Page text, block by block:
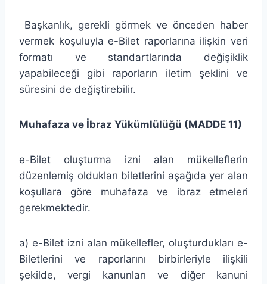
Başkanlık, gerekli görmek ve önceden haber
vermek koşuluyla e-Bilet raporlarına ilişkin veri
formatı ve standartlarında değişiklik
yapabileceği gibi raporların iletim şeklini ve
süresini de değiştirebilir.
Muhafaza ve İbraz Yükümlülüğü (MADDE 11)
e-Bilet oluşturma izni alan mükelleflerin
düzenlemiş oldukları biletlerini aşağıda yer alan
koşullara göre muhafaza ve ibraz etmeleri
gerekmektedir.
a) e-Bilet izni alan mükellefler, oluşturdukları e-
Biletlerini ve raporlarını birbirleriyle ilişkili
şekilde, vergi kanunları ve diğer kanuni